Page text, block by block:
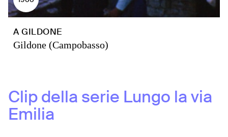
A GILDONE
Gildone (Campobasso)
Clip della serie Lungo la via
Emilia